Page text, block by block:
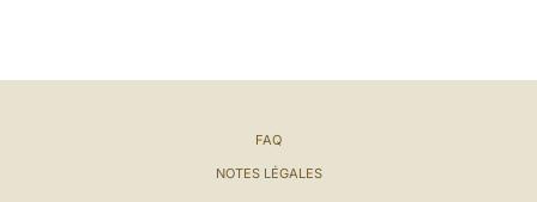
FAQ
NOTES LÉGALES